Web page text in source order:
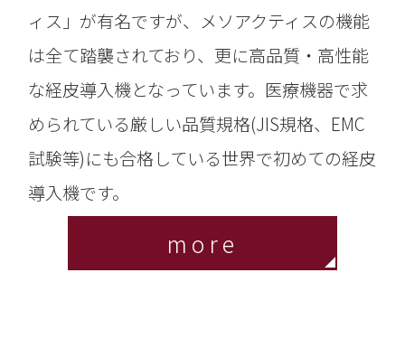
ィス」が有名ですが、メソアクティスの機能
は全て踏襲されており、更に高品質・高性能
な経皮導入機となっています。医療機器で求
められている厳しい品質規格(JIS規格、EMC
試験等)にも合格している世界で初めての経皮
導入機です。
more